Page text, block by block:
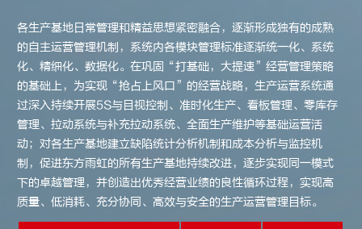
各生产基地日常管理和精益思想紧密融合，逐渐形成独有的成熟
的自主运营管理机制，系统内各模块管理标准逐渐统一化、系统
化、精细化、数据化。在巩固“打基础，大提速”经营管理策略
的基础上，为实现“抢占上风口”的经营战略，生产运营系统通
过深入持续开展5S与目视控制、准时化生产、看板管理、零库存
管理、拉动系统与补充拉动系统、全面生产维护等基础运营活
动；对各生产基地建立缺陷统计分析机制和成本分析与监控机
制，促进东方雨虹的所有生产基地持续改进，逐步实现同一模式
下的卓越管理，并创造出优秀经营业绩的良性循环过程，实现高
质量、低消耗、充分协同、高效与安全的生产运营管理目标。